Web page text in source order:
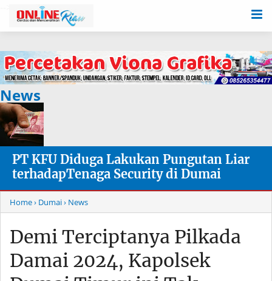
News
PT KFU Diduga Lakukan Pungutan Liar
terhadapTenaga Security di Dumai
Home› Dumai› News
Demi Terciptanya Pilkada
Damai 2024, Kapolsek